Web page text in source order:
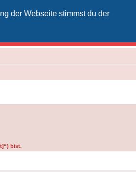
der Webseite stimmst du derVodafone-
bist.